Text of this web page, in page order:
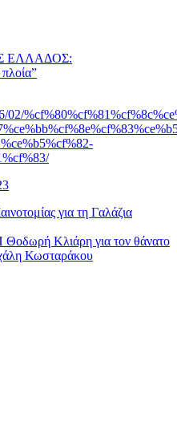
ΕΛΛΑΔΟΣ:
02/
για τη Γαλάζια
Κλιάρη για τον θάνατο
Κωσταράκου